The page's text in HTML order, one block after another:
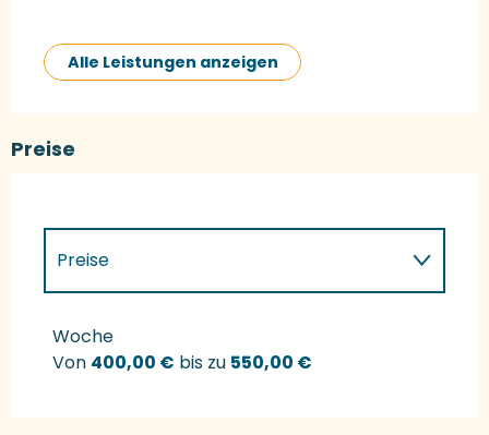
Alle Leistungen anzeigen
Preise
Preise
Preise 2027
Woche
Von 400,00 € bis zu 550,00 €